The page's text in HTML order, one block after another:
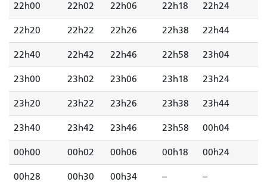
22h00 22h02 22h06 22h18 22h24
22h20 22h22 22h26 22h38 22h44
22h40 22h42 22h46 22h58 23h04
23h00 23h02 23h06 23h18 23h24
23h20 23h22 23h26 23h38 23h44
23h40 23h42 23h46 23h58 00h04
00h00 00h02 00h06 00h18 00h24
00h28 00h30 00h34 -- --